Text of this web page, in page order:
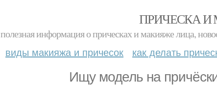
ПРИЧЕСКА
полезная информация о прическах и макияже лица,
виды макияжа и причесок как делать
Ищу модель на